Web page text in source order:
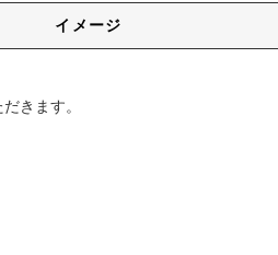
イメージ
きます。